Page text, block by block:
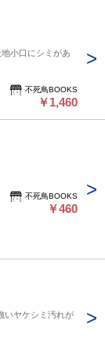
小口にシミがあ
不死鳥BOOKS
￥1,460
不死鳥BOOKS
￥460
いヤケシミ汚れが